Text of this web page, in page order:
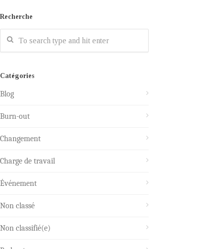
Recherche
Catégories
Blog
Burn-out
Changement
Charge de travail
Événement
Non classé
Non classifié(e)